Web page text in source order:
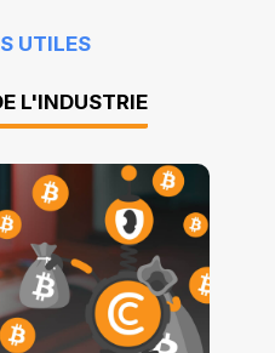
UTILES
L'INDUSTRIE